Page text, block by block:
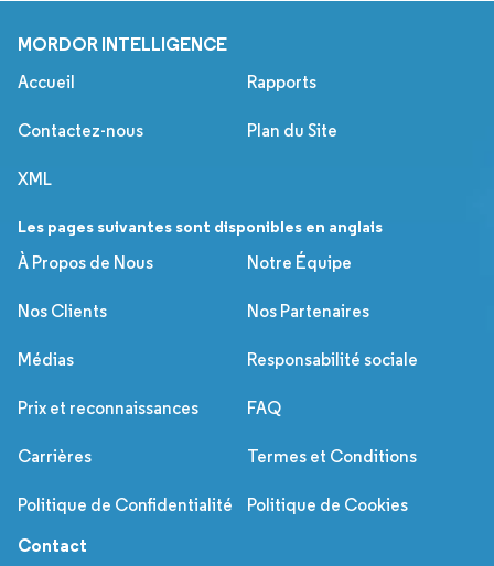
MORDOR INTELLIGENCE
Accueil Rapports
Contactez-nous Plan du Site
XML
Les pages suivantes sont disponibles en anglais
À Propos de Nous
Notre Équipe
Nos Clients Nos Partenaires
Médias Responsabilité sociale
Prix et reconnaissances FAQ
Carrières Termes et Conditions
Politique de Confidentialité Politique de Cookies
Contact